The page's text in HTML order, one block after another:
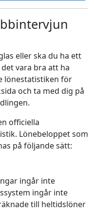
eller ska du ha ett
vara bra att ha
lönestatistiken för
och ta med dig på
officiella
Lönebeloppet som
på följande sätt:
ingår inte
ingår inte
till heltidslöner